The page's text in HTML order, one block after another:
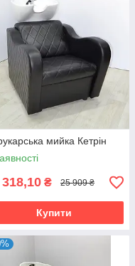
мийка Кетрін
₴ 25 909 ₴
Купити